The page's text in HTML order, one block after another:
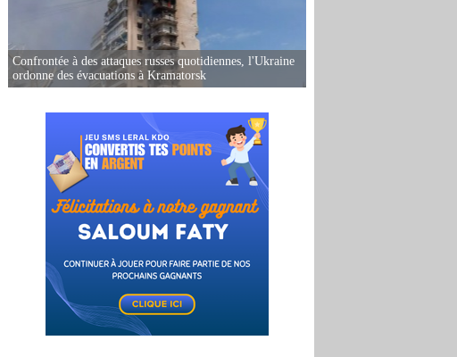
Confrontée à des attaques russes quotidiennes, l'Ukraine
ordonne des évacuations à Kramatorsk